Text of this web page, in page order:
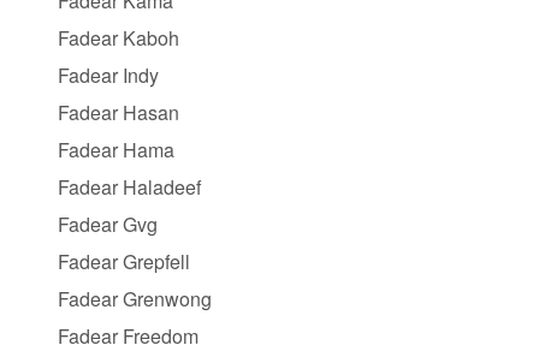
Fadear Kaboh
Fadear Indy
Fadear Hasan
Fadear Hama
Fadear Haladeef
Fadear Gvg
Fadear Grepfell
Fadear Grenwong
Fadear Freedom